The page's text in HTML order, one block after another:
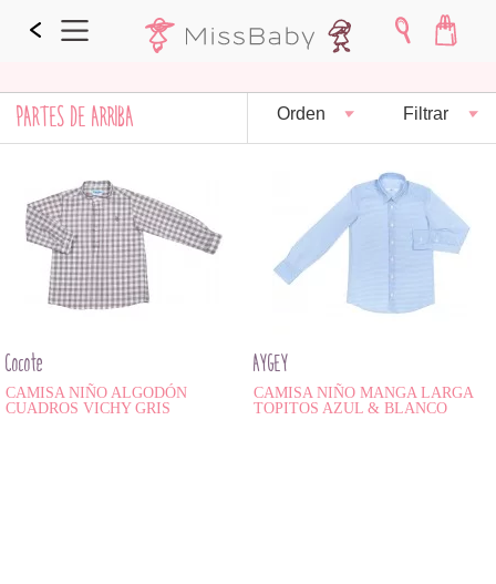
PARTES DE ARRIBA Orden Filtrar
Cocote
CAMISA NIÑO ALGODÓN
CUADROS VICHY GRIS
AYGEY
CAMISA NIÑO MANGA LARGA
TOPITOS AZUL & BLANCO